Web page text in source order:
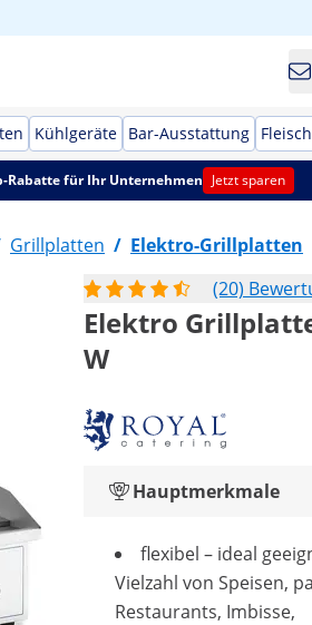
Kühlgeräte Bar-Ausstattung
Rabatte für Ihr Unternehmen Jetzt sparen
Grillplatten / Elektro-Grillplatten
(20)
Elektro
W
Hauptmerkmale
flexibel – ideal
Vielzahl von Speisen,
Restaurants, Imbisse,